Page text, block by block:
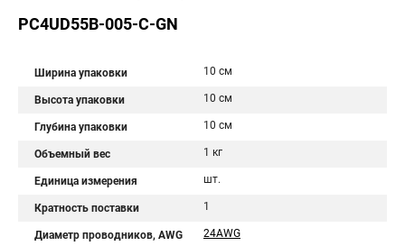
PC4UD55B-005-C-GN
Ширина упаковки 10 см
Высота упаковки 10 см
Глубина упаковки 10 см
Объемный вес 1 кг
Единица измерения шт.
Кратность поставки 1
Диаметр проводников, AWG 24AWG